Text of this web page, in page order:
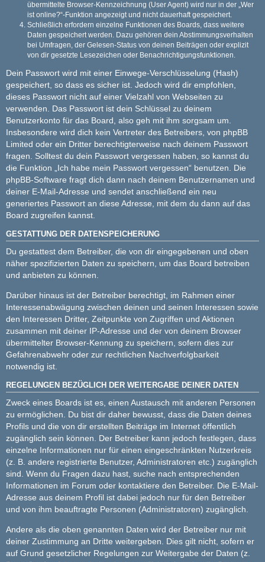
übermittelte Browser-Kennzeichnung (User Agent) wird nur in der „Wer
ist online?“-Funktion angezeigt und nicht dauerhaft gespeichert.
Schließlich erfordern einzelne Funktionen des Boards, dass weitere
Daten gespeichert werden. Dazu gehören dein Abstimmungsverhalten
bei Umfragen, der Gelesen-Status von deinen Beiträgen oder explizit
von dir gesetzte Lesezeichen oder Benachrichtigungsfunktionen.
Dein Passwort wird mit einer Einwege-Verschlüsselung (Hash)
gespeichert, so dass es sicher ist. Jedoch wird dir empfohlen,
dieses Passwort nicht auf einer Vielzahl von Webseiten zu
verwenden. Das Passwort ist dein Schlüssel zu deinem
Benutzerkonto für das Board, also geh mit ihm sorgsam um.
Insbesondere wird dich kein Vertreter des Betreibers, von phpBB
Limited oder ein Dritter berechtigterweise nach deinem Passwort
fragen. Solltest du dein Passwort vergessen haben, so kannst du
die Funktion „Ich habe mein Passwort vergessen“ benutzen. Die
phpBB-Software fragt dich dann nach deinem Benutzernamen und
deiner E-Mail-Adresse und sendet anschließend ein neu
generiertes Passwort an diese Adresse, mit dem du dann auf das
Board zugreifen kannst.
GESTATTUNG DER DATENSPEICHERUNG
Du gestattest dem Betreiber, die von dir eingegebenen und oben
näher spezifizierten Daten zu speichern, um das Board betreiben
und anbieten zu können.
Darüber hinaus ist der Betreiber berechtigt, im Rahmen einer
Interessenabwägung zwischen deinen und seinen Interessen sowie
den Interessen Dritter, Zeitpunkte von Zugriffen und Aktionen
zusammen mit deiner IP-Adresse und der von deinem Browser
übermittelter Browser-Kennung zu speichern, sofern dies zur
Gefahrenabwehr oder zur rechtlichen Nachverfolgbarkeit
notwendig ist.
REGELUNGEN BEZÜGLICH DER WEITERGABE DEINER DATEN
Zweck eines Boards ist es, einen Austausch mit anderen Personen
zu ermöglichen. Du bist dir daher bewusst, dass die Daten deines
Profils und die von dir erstellten Beiträge im Internet öffentlich
zugänglich sein können. Der Betreiber kann jedoch festlegen, dass
einzelne Informationen nur für einen eingeschränkten Nutzerkreis
(z. B. andere registrierte Benutzer, Administratoren etc.) zugänglich
sind. Wenn du Fragen dazu hast, suche nach entsprechenden
Informationen im Forum oder kontaktiere den Betreiber. Die E-Mail-
Adresse aus deinem Profil ist dabei jedoch nur für den Betreiber
und von ihm beauftragte Personen (Administratoren) zugänglich.
Andere als die oben genannten Daten wird der Betreiber nur mit
deiner Zustimmung an Dritte weitergeben. Dies gilt nicht, sofern er
auf Grund gesetzlicher Regelungen zur Weitergabe der Daten (z.